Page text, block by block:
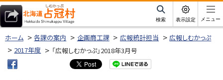
本
文
へ北海道占冠村
サ
イ
ト
内
検索 表示設定 メニュー
ホーム 各課の案内 企画商工課 広報統計担当
広報しむかっぷ
2017年度
「広報しむかっぷ」2018年3月号